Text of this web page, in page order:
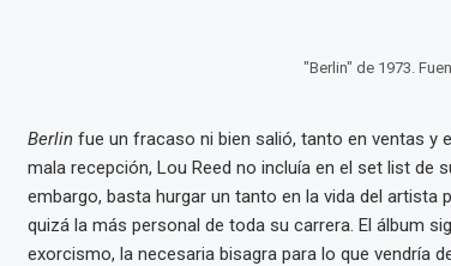
"Berlin" de 1973.
Berlinfue un fracaso ni bien salió, tanto en ventas y
mala recepción, Lou Reed no incluía en el set list de
embargo, basta hurgar un tanto en la vida del
quizá la más personal de toda su carrera. El álbum
exorcismo, la necesaria bisagra para lo que vendría